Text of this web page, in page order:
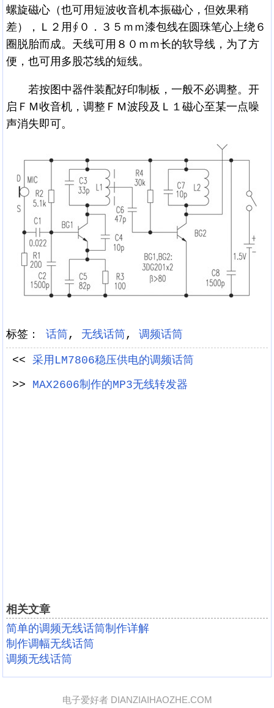
螺旋磁心（也可用短波收音机本振磁心，但效果稍
差），Ｌ２用∮０．３５ｍｍ漆包线在圆珠笔心上绕６
圈脱胎而成。天线可用８０ｍｍ长的软导线，为了方
便，也可用多股芯线的短线。
若按图中器件装配好印制板，一般不必调整。开
启ＦＭ收音机，调整ＦＭ波段及Ｌ１磁心至某一点噪
声消失即可。
标签： 话筒, 无线话筒, 调频话筒
<< 采用LM7806稳压供电的调频话筒
>> MAX2606制作的MP3无线转发器
相关文章
简单的调频无线话筒制作详解
制作调幅无线话筒
调频无线话筒
电子爱好者 DIANZIAIHAOZHE.COM